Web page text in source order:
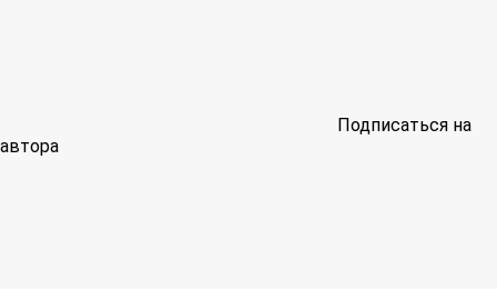
Подписаться на
автора